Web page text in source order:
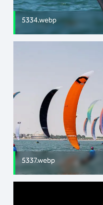
5334.webp
5337.webp